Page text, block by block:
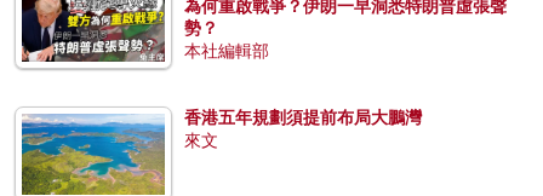
為何重啟戰爭？伊朗一早洞悉特朗普虛張聲
勢？
本社編輯部
香港五年規劃須提前布局大鵬灣
來文